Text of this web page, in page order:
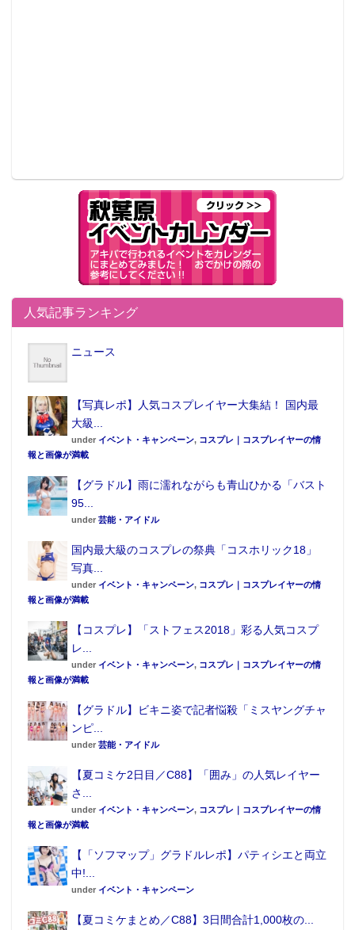
人気記事ランキング
ニュース
【写真レポ】人気コスプレイヤー大集結！ 国内最
大級...
under イベント・キャンペーン, コスプレ｜コスプレイヤーの情
報と画像が満載
【グラドル】雨に濡れながらも青山ひかる「バスト
95...
under 芸能・アイドル
国内最大級のコスプレの祭典「コスホリック18」
写真...
under イベント・キャンペーン, コスプレ｜コスプレイヤーの情
報と画像が満載
【コスプレ】「ストフェス2018」彩る人気コスプ
レ...
under イベント・キャンペーン, コスプレ｜コスプレイヤーの情
報と画像が満載
【グラドル】ビキニ姿で記者悩殺「ミスヤングチャ
ンピ...
under 芸能・アイドル
【夏コミケ2日目／C88】「囲み」の人気レイヤー
さ...
under イベント・キャンペーン, コスプレ｜コスプレイヤーの情
報と画像が満載
【「ソフマップ」グラドルレポ】パティシエと両立
中!...
under イベント・キャンペーン
【夏コミケまとめ／C88】3日間合計1,000枚の...